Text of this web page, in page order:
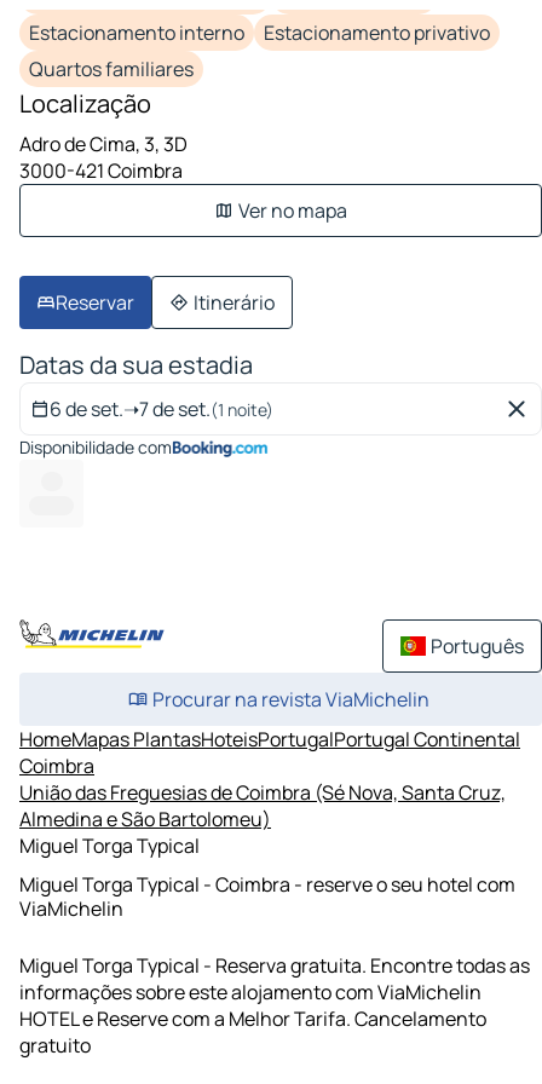
Estacionamento interno
Estacionamento privativo
Quartos familiares
Localização
Adro de Cima, 3, 3D
3000-421 Coimbra
Ver no mapa
Reservar Itinerário
Datas da sua estadia
6 de set.➝7 de set.(1 noite)
Disponibilidade com
Português
Procurar na revista ViaMichelin
HomeMapas PlantasHoteisPortugalPortugal Continental
Coimbra
União das Freguesias de Coimbra (Sé Nova, Santa Cruz,
Almedina e São Bartolomeu)
Miguel Torga Typical
Miguel Torga Typical - Coimbra - reserve o seu hotel com
ViaMichelin
Miguel Torga Typical - Reserva gratuita. Encontre todas as
informações sobre este alojamento com ViaMichelin
HOTEL e Reserve com a Melhor Tarifa. Cancelamento
gratuito